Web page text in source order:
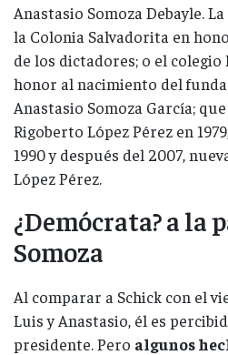
Anastasio Somoza Debayle.
la Colonia Salvadorita en
de los dictadores; o el
honor al nacimiento del
Anastasio Somoza García;
Rigoberto López Pérez en
1990 y después del 2007,
López Pérez.
¿Demócrata? a la
Somoza
Al comparar a Schick con el
Luis y Anastasio, él es
presidente. Pero algunos